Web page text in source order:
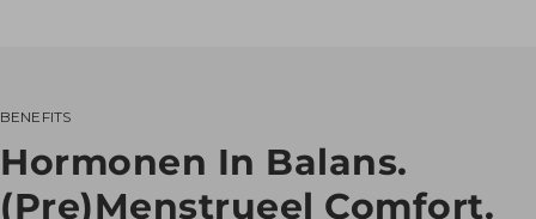
BENEFITS
Hormonen In Balans.
(Pre)menstrueel Comfort.